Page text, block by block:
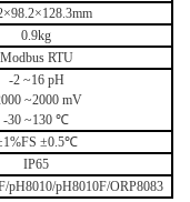
×98.2×128.3mm
0.9kg
Modbus RTU
-2 ~16 pH
~2000 mV
-30 ~130 ℃
1%FS ±0.5℃
IP65
/pH8010/pH8010F/ORP8083